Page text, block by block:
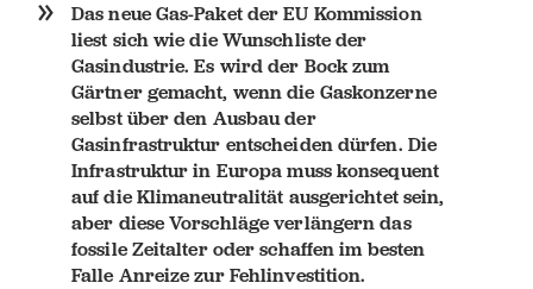
Das neue Gas-Paket der EU Kommission
liest sich wie die Wunschliste der
Gasindustrie. Es wird der Bock zum
Gärtner gemacht, wenn die Gaskonzerne
selbst über den Ausbau der
Gasinfrastruktur entscheiden dürfen. Die
Infrastruktur in Europa muss konsequent
auf die Klimaneutralität ausgerichtet sein,
aber diese Vorschläge verlängern das
fossile Zeitalter oder schaffen im besten
Falle Anreize zur Fehlinvestition.